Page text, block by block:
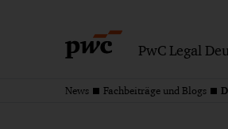
PwC Legal
News Fachbeiträge und Blogs